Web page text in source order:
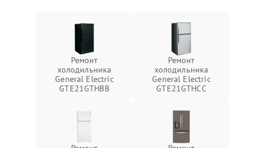
Ремонт
холодильника
General Electric
GTE21GTHBB
Ремонт
холодильника
General Electric
GTE21GTHCC